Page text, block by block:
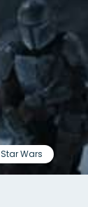
Star Wars